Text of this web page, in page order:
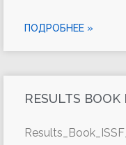
ПОДРОБНЕЕ »
RESULTS